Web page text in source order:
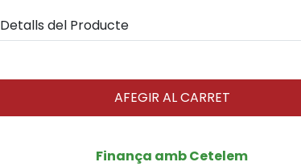
Detalls del Producte
AFEGIR AL CARRET
Finança amb Cetelem